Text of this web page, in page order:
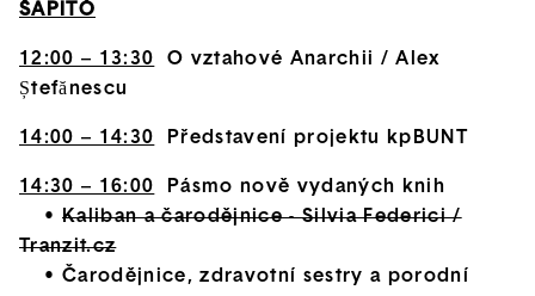
ŠAPITÓ
12:00 – 13:30 O vztahové Anarchii / Alex
Ștefănescu
14:00 – 14:30 Představení projektu kpBUNT
14:30 – 16:00 Pásmo nově vydaných knih
• Kaliban a čarodějnice - Silvia Federici /
Tranzit.cz
• Čarodějnice, zdravotní sestry a porodní